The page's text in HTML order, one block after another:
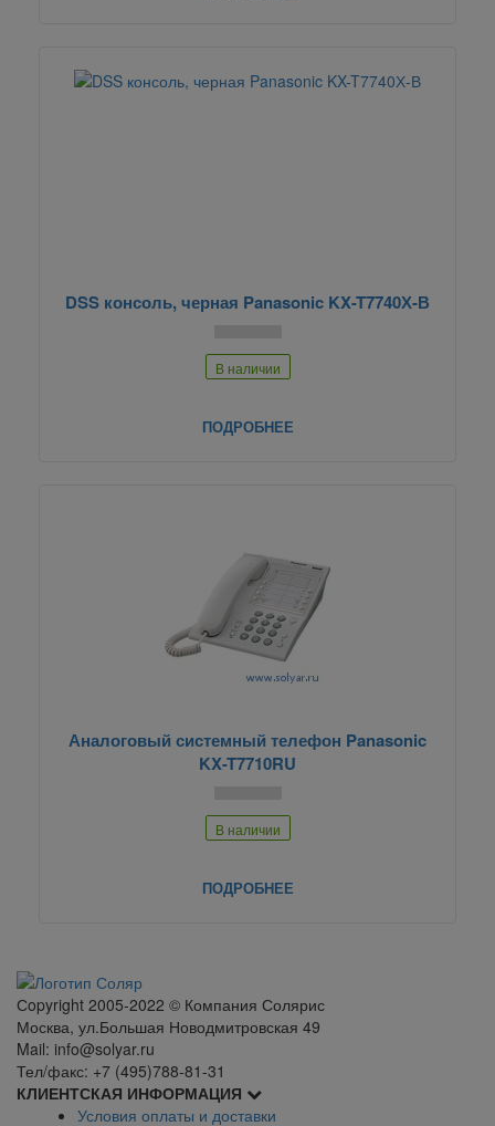
DSS консоль, черная Panasonic KX-T7740Х-В
В наличии
ПОДРОБНЕЕ
Аналоговый системный телефон Panasonic
KX-T7710RU
В наличии
ПОДРОБНЕЕ
Сopyright 2005-2022 © Компания Солярис
Москва, ул.Большая Новодмитровская 49
Mail: info@solyar.ru
Тел/факс: +7 (495)788-81-31
КЛИЕНТСКАЯ ИНФОРМАЦИЯ
Условия оплаты и доставки